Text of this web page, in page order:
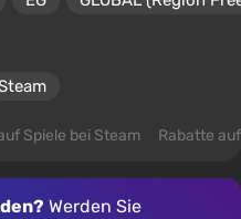
Spiele bei Steam Rabatte
Werden Sie